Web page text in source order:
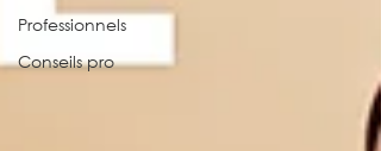
Professionnels
Conseils pro